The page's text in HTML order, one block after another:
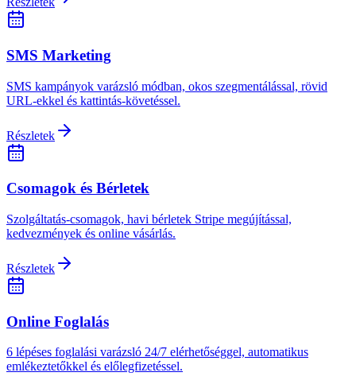
SMS Marketing
SMS kampányok varázsló módban, okos szegmentálással, rövid
URL-ekkel és kattintás-követéssel.
Részletek
Csomagok és Bérletek
Szolgáltatás-csomagok, havi bérletek Stripe megújítással,
kedvezmények és online vásárlás.
Részletek
Online Foglalás
6 lépéses foglalási varázsló 24/7 elérhetőséggel, automatikus
emlékeztetőkkel és előlegfizetéssel.